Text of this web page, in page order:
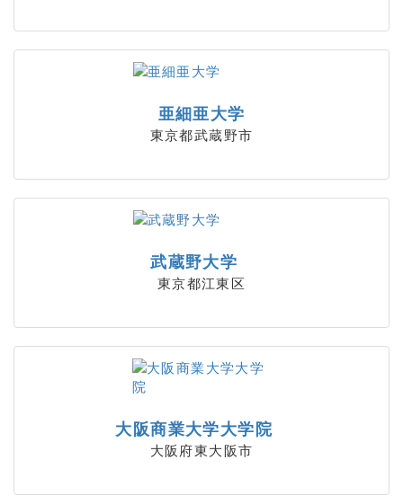
亜細亜大学
東京都武蔵野市
武蔵野大学
東京都江東区
大阪商業大学大学院
大阪府東大阪市